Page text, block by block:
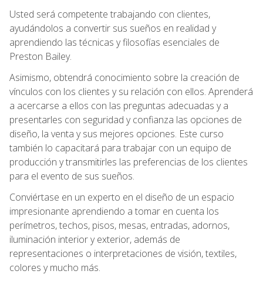
Usted será competente trabajando con clientes,
ayudándolos a convertir sus sueños en realidad y
aprendiendo las técnicas y filosofías esenciales de
Preston Bailey.
Asimismo, obtendrá conocimiento sobre la creación de
vínculos con los clientes y su relación con ellos. Aprenderá
a acercarse a ellos con las preguntas adecuadas y a
presentarles con seguridad y confianza las opciones de
diseño, la venta y sus mejores opciones. Este curso
también lo capacitará para trabajar con un equipo de
producción y transmitirles las preferencias de los clientes
para el evento de sus sueños.
Conviértase en un experto en el diseño de un espacio
impresionante aprendiendo a tomar en cuenta los
perímetros, techos, pisos, mesas, entradas, adornos,
iluminación interior y exterior, además de
representaciones o interpretaciones de visión, textiles,
colores y mucho más.